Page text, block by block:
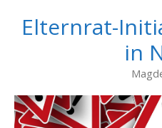
InhaltElternrat-
in